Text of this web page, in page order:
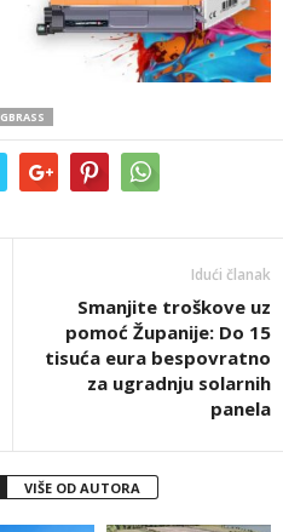
Idući članak
Smanjite troškove uz
pomoć Županije: Do 15
tisuća eura bespovratno
za ugradnju solarnih
panela
VIŠE OD AUTORA